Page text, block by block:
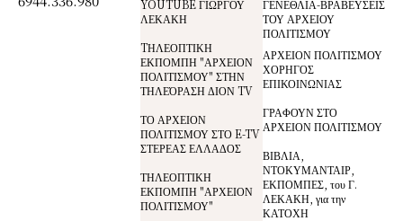
YOUTUBE ΓΙΩΡΓΟΥ
ΛΕΚΑΚΗ
TΗΛΕΟΠΤΙΚΗ
ΕΚΠΟΜΠΗ "ΑΡΧΕΙΟΝ
ΠΟΛΙΤΙΣΜΟΥ" ΣΤΗΝ
ΤΗΛΕΌΡΑΣΗ ΔΙΟΝ TV
ΤΟ ΑΡΧΕΙΟΝ
ΠΟΛΙΤΙΣΜΟΥ ΣΤΟ E-TV
ΣΤΕΡΕΑΣ ΕΛΛΑΔΟΣ
ΤΗΛΕΟΠΤΙΚΗ
ΕΚΠΟΜΠΗ "ΑΡΧΕΙΟΝ
ΠΟΛΙΤΙΣΜΟΥ"
ΓΕΝΕΘΛΙΑ-ΒΡΑΒΕΥΣΕΙΣ
ΤΟΥ ΑΡΧΕΙΟΥ
ΠΟΛΙΤΙΣΜΟΥ
ΑΡΧΕΙΟΝ ΠΟΛΙΤΙΣΜΟΥ
ΧΟΡΗΓΟΣ
ΕΠΙΚΟΙΝΩΝΙΑΣ
ΓΡΑΦΟΥΝ ΣΤΟ
ΑΡΧΕΙΟΝ ΠΟΛΙΤΙΣΜΟΥ
ΒΙΒΛΙΑ,
ΝΤΟΚΥΜΑΝΤΑΙΡ,
ΕΚΠΟΜΠΕΣ, του Γ.
ΛΕΚΑΚΗ, για την
ΚΑΤΟΧΗ